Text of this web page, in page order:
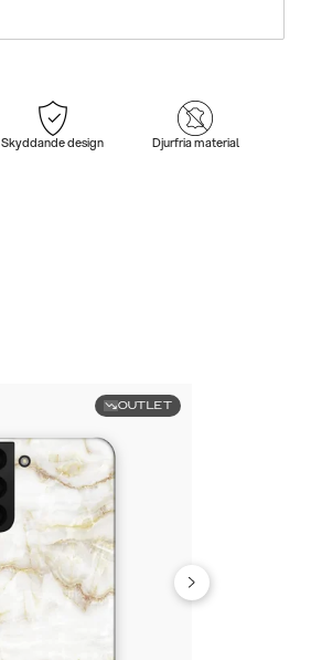
Skyddande design Djurfria material
OUTLET